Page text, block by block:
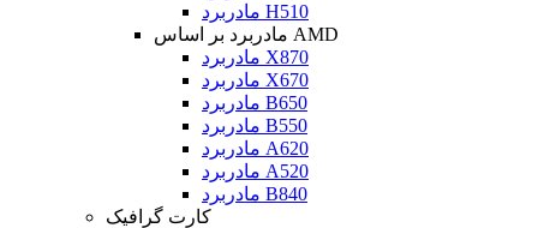
مادربرد H510
مادربرد بر اساس AMD
مادربرد X870
مادربرد X670
مادربرد B650
مادربرد B550
مادربرد A620
مادربرد A520
مادربرد B840
کارت گرافیک